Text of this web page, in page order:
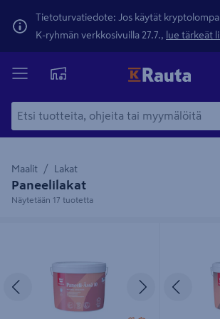
Tietoturvatiedote: Jos käytät
K-ryhmän verkkosivuilla 27.7., lue tärkeät
Maalit Lakat
Paneelilakat
Näytetään 17 tuotetta
Edellinen Seuraava